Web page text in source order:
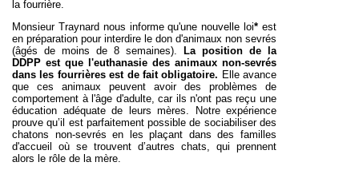
la fourrière.
Monsieur Traynard nous informe qu'une nouvelle loi* est
en préparation pour interdire le don d'animaux non sevrés
(âgés de moins de 8 semaines).
La position de la
DDPP est que l'euthanasie des animaux non-sevrés
dans les fourrières est de fait obligatoire. Elle avance
que ces animaux peuvent avoir des problèmes de
comportement à l'âge d'adulte, car ils n'ont pas reçu une
éducation adéquate de leurs mères. Notre expérience
prouve qu’il est parfaitement possible de sociabiliser des
chatons non-sevrés en les plaçant dans des familles
d'accueil où se trouvent d’autres chats, qui prennent
alors le rôle de la mère.